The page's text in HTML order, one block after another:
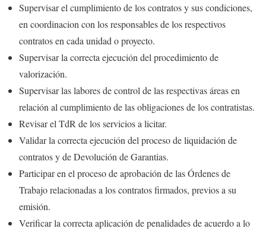
Supervisar el cumplimiento de los contratos y sus condiciones,
en coordinacion con los responsables de los respectivos
contratos en cada unidad o proyecto.
Supervisar la correcta ejecución del procedimiento de
valorización.
Supervisar las labores de control de las respectivas áreas en
relación al cumplimiento de las obligaciones de los contratistas.
Revisar el TdR de los servicios a licitar.
Validar la correcta ejecución del proceso de liquidación de
contratos y de Devolución de Garantias.
Participar en el proceso de aprobación de las Órdenes de
Trabajo relacionadas a los contratos firmados, previos a su
emisión.
Verificar la correcta aplicación de penalidades de acuerdo a lo